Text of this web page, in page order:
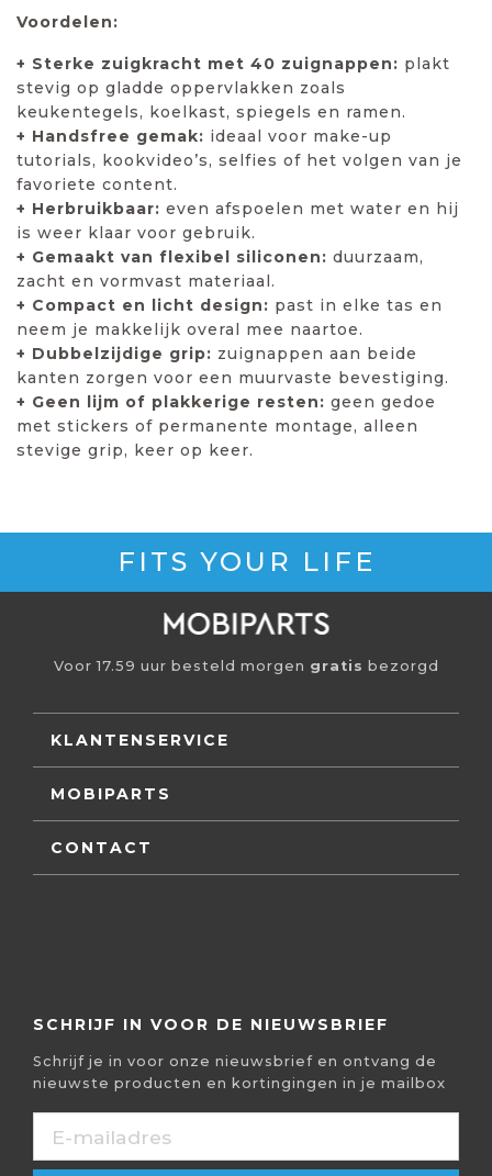
Voordelen:
+ Sterke zuigkracht met 40 zuignappen: plakt
stevig op gladde oppervlakken zoals
keukentegels, koelkast, spiegels en ramen.
+ Handsfree gemak: ideaal voor make-up
tutorials, kookvideo’s, selfies of het volgen van je
favoriete content.
+ Herbruikbaar: even afspoelen met water en hij
is weer klaar voor gebruik.
+ Gemaakt van flexibel siliconen: duurzaam,
zacht en vormvast materiaal.
+ Compact en licht design: past in elke tas en
neem je makkelijk overal mee naartoe.
+ Dubbelzijdige grip: zuignappen aan beide
kanten zorgen voor een muurvaste bevestiging.
+ Geen lijm of plakkerige resten: geen gedoe
met stickers of permanente montage, alleen
stevige grip, keer op keer.
FITS YOUR LIFE
Voor 17.59 uur besteld morgen gratis bezorgd
KLANTENSERVICE
MOBIPARTS
CONTACT
SCHRIJF IN VOOR DE NIEUWSBRIEF
Schrijf je in voor onze nieuwsbrief en ontvang de
nieuwste producten en kortingingen in je mailbox